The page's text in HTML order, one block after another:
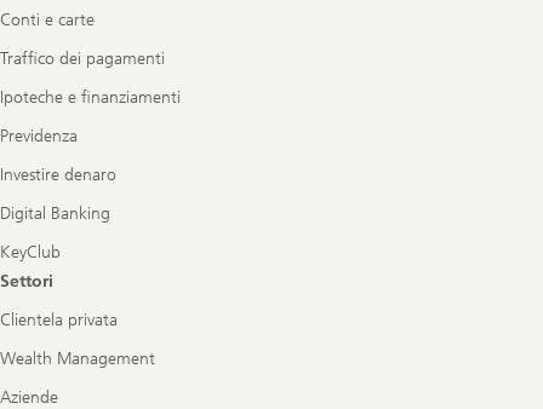
Conti e carte
Traffico dei pagamenti
Ipoteche e finanziamenti
Previdenza
Investire denaro
Digital Banking
KeyClub
Settori
Clientela privata
Wealth Management
Aziende